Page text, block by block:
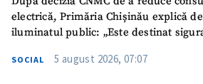
electrică, Primăria Chișinău explică
iluminatul public: „Este destinat
SOCIAL 5 august 2026, 07:07